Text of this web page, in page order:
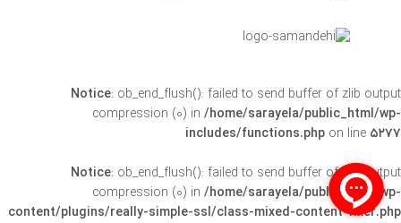
Notice: ob_end_flush(): failed to send buffer of zlib output
compression (0) in /home/sarayela/public_html/wp-
includes/functions.php on line ۵۲۷۷
Notice: ob_end_flush(): failed to send buffer of zlib output
compression (0) in /home/sarayela/public_html/wp-
content/plugins/really-simple-ssl/class-mixed-content-fixer.php